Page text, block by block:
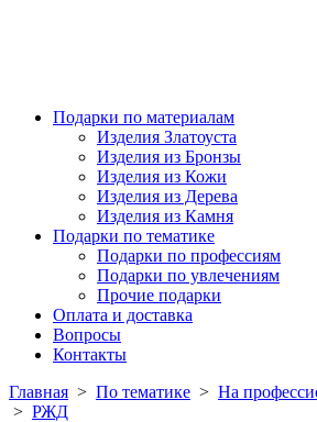
Подарки по материалам
Изделия Златоуста
Изделия из Бронзы
Изделия из Кожи
Изделия из Дерева
Изделия из Камня
Подарки по тематике
Подарки по профессиям
Подарки по увлечениям
Прочие подарки
Оплата и доставка
Вопросы
Контакты
Главная > По тематике > На
> РЖД